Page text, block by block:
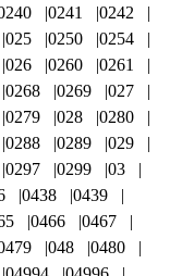
0241
0242
025 0250
0254
026 0260
0261
0268 0269
027
0279 028
0280
0288 0289
029
0297 0299
03
0438
0439
0466
0467
048
0480